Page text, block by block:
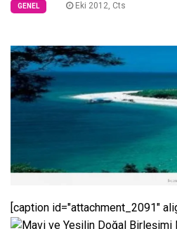
GENEL Eki 2012, Cts
[caption id="attachment_2091"